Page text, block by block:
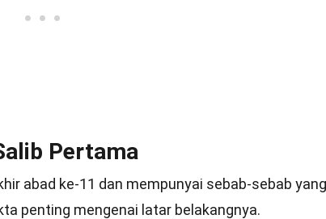
Pertama
abad ke-11 dan mempunyai sebab-sebab yang
penting mengenai latar belakangnya.